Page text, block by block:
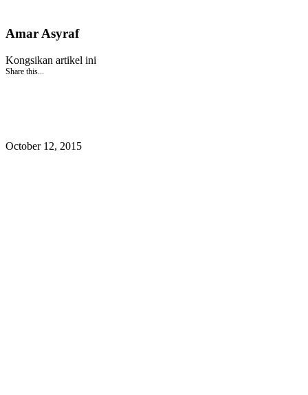
Amar Asyraf
Kongsikan artikel ini
Share this...
October 12, 2015